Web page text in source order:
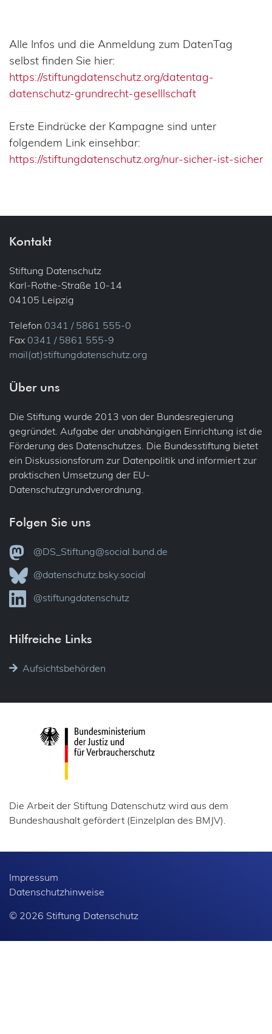
Alle Infos und die Anmeldung zum DatenTag
selbst finden Sie hier:
https://stiftungdatenschutz.org/datentag-
datenschutz-grundrecht-geselllschaft
Erste Eindrücke der Kampagne sind unter
folgendem Link einsehbar:
https://stiftungdatenschutz.org/nur-sicher-ist-sicher
Kontakt
Stiftung Datenschutz
Karl-Rothe-Straße 10-14
04105 Leipzig
Telefon 0341 / 5861 555-0
Fax 0341 / 5861 555-9
mail(at)stiftungdatenschutz.org
Über uns
Die Stiftung wurde 2013 von der Bundesregierung
gegründet. Aufgabe der unabhängigen Einrichtung ist die
Förderung des Datenschutzes. Die Bundesstiftung bietet
ein Diskussionsforum zur Datenpolitik und informiert zur
praktischen Umsetzung der EU-
Datenschutzgrundverordnung.
Folgen Sie uns
@DS_Stiftung@social.bund.de
@datenschutz.bsky.social
@stiftungdatenschutz
Hilfreiche Links
Aufsichtsbehörden
Die Arbeit der Stiftung Datenschutz wird aus dem
Bundeshaushalt gefördert (Einzelplan des BMJV).
© 2026 Stiftung Datenschutz
Impressum
Datenschutzhinweise